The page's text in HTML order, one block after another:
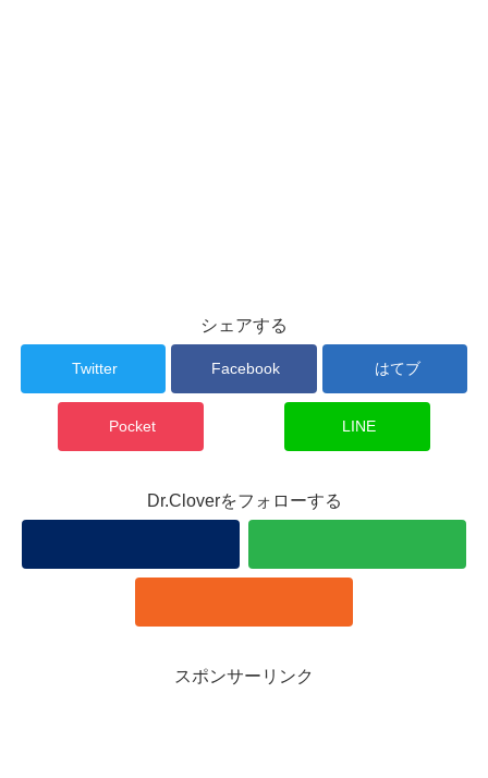
シェアする
Twitter Facebook はてブ
Pocket LINE
Dr.Cloverをフォローする
スポンサーリンク